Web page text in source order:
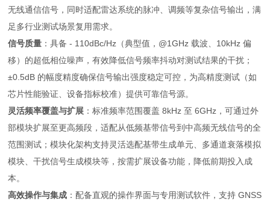
无线通信信号，同时适配雷达系统的脉冲、调频等复杂信号输出，满
足多行业测试场景复用需求。
信号质量 ：具备 - 110dBc/Hz（典型值，@1GHz 载波、10kHz 偏
移）的超低相位噪声，有效降低信号频率抖动对测试结果的干扰；
±0.5dB 的幅度精度确保信号输出强度稳定可控，为高精度测试（如
芯片性能验证、设备指标校准）提供可靠信号源。
灵活频率覆盖与扩展 ：标准频率范围覆盖 8kHz 至 6GHz，可通过外
部模块扩展至更高频段，适配从低频基带信号到中高频无线信号的全
范围测试；模块化架构支持灵活选配基带生成单元、多通道衰落模拟
模块、干扰信号生成模块等，按需扩展设备功能，降低前期投入成
本。
高效操作与集成 ：配备直观的操作界面与专用测试软件，支持 GNSS